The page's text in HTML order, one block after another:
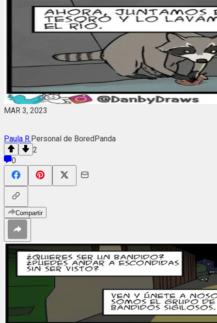
MAR 3, 2023
Paula R.Personal de BoredPanda
2
0
Compartir